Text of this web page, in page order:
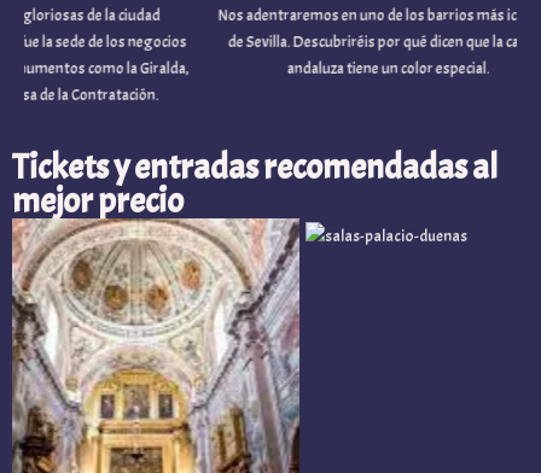
Nos adentraremos en uno de los barrios más icónicos
de Sevilla. Descubriréis por qué dicen que la capital
andaluza tiene un color especial.
de la ciudad
de los negocios
como la Giralda,
Tickets y entradas recomendadas al
mejor precio